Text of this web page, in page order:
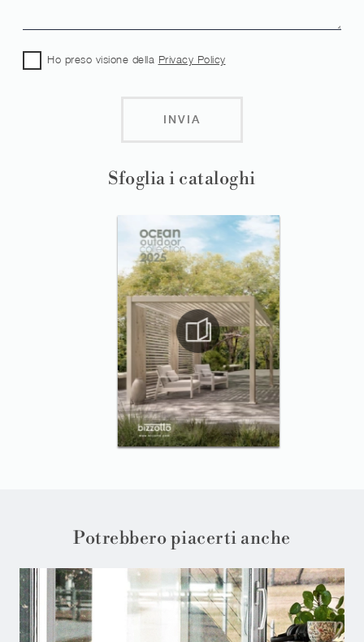
Sfoglia i cataloghi
Ho preso visione della Privacy Policy
INVIA
Potrebbero piacerti anche